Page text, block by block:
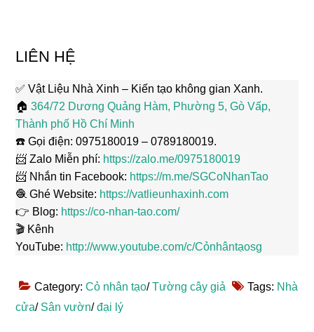
LIÊN HỆ
✅ Vật Liệu Nhà Xinh – Kiến tạo không gian Xanh.
🏠364/72 Dương Quảng Hàm, Phường 5, Gò Vấp,
Thành phố Hồ Chí Minh
☎️ Gọi điện: 0975180019 – 0789180019.
📨 Zalo Miễn phí: https://zalo.me/0975180019
📨 Nhắn tin Facebook: https://m.me/SGCoNhanTao
🧶 Ghé Website: https://vatlieunhaxinh.com
👉 Blog: https://co-nhan-tao.com/
🎬 Kênh
YouTube: http://www.youtube.com/c/Cỏnhântạosg
Category:Cỏ nhân tạo/Tường cây giả Tags: Nhà
cửa/ Sân vườn/đại lý